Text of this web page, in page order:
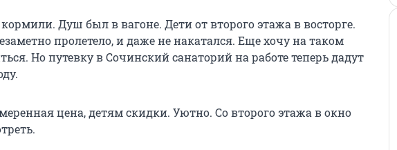
кормили. Душ был в вагоне. Дети от второго этажа в восторге.
пролетело, и даже не накатался. Еще хочу на таком
Но путевку в Сочинский санаторий на работе теперь дадут
цена, детям скидки. Уютно. Со второго этажа в окно